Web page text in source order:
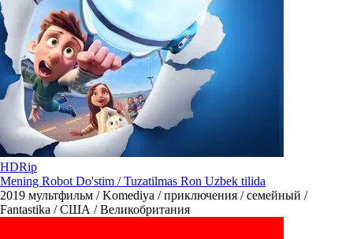
HDRip
Mening Robot Do'stim / Tuzatilmas Ron Uzbek tilida
2019 мультфильм / Komediya / приключения / семейный /
Fantastika / США / Великобритания